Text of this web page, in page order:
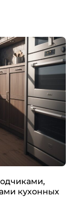
кухонных